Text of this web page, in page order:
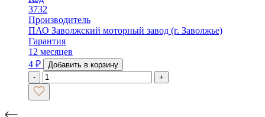
3732
Производитель
ПАО Заволжский моторный завод (г. Заволжье)
Гарантия
12 месяцев
4 ₽
Добавить в корзину
-
+